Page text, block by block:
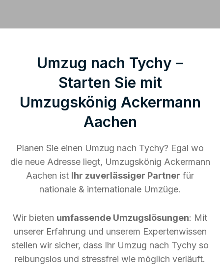
Umzug nach Tychy –
Starten Sie mit
Umzugskönig Ackermann
Aachen
Planen Sie einen Umzug nach Tychy? Egal wo
die neue Adresse liegt, Umzugskönig Ackermann
Aachen ist Ihr zuverlässiger Partner für
nationale & internationale Umzüge.
Wir bieten umfassende Umzugslösungen: Mit
unserer Erfahrung und unserem Expertenwissen
stellen wir sicher, dass Ihr Umzug nach Tychy so
reibungslos und stressfrei wie möglich verläuft.